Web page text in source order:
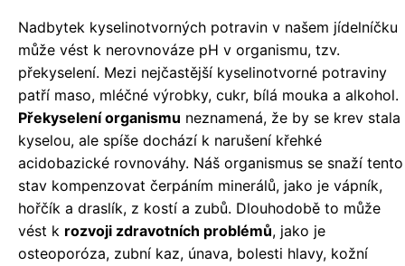
Nadbytek kyselinotvorných potravin v našem jídelníčku
může vést k nerovnováze pH v organismu, tzv.
překyselení. Mezi nejčastější kyselinotvorné potraviny
patří maso, mléčné výrobky, cukr, bílá mouka a alkohol.
Překyselení organismu neznamená, že by se krev stala
kyselou, ale spíše dochází k narušení křehké
acidobazické rovnováhy. Náš organismus se snaží tento
stav kompenzovat čerpáním minerálů, jako je vápník,
hořčík a draslík, z kostí a zubů. Dlouhodobě to může
vést k rozvoji zdravotních problémů, jako je
osteoporóza, zubní kaz, únava, bolesti hlavy, kožní